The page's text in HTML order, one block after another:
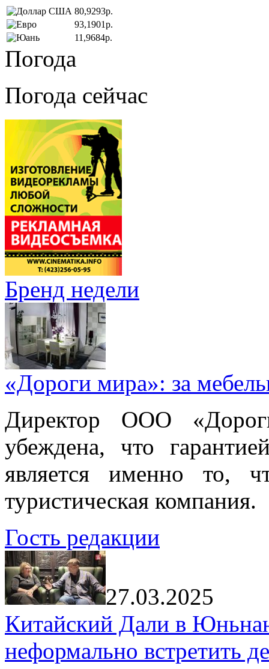
80,9293р.
93,1901р.
11,9684р.
Погода
Погода сейчас
Бренд недели
«Дороги мира»: за
Директор ООО
убеждена, что
является именно то,
туристическая компания.
Гость редакции
27.03.2025
Китайский Дали в
неформально встретить